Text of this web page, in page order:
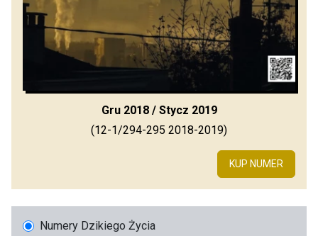
Gru 2018 / Stycz 2019
(12-1/294-295 2018-2019)
KUP NUMER
Numery Dzikiego Życia